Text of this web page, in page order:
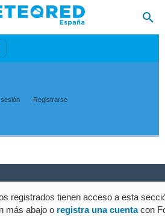
Registrarse
registrados tienen acceso a esta
más abajo o registra una cuentacon